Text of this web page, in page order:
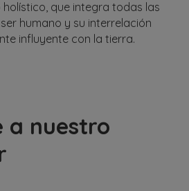
que integra todas las
humano y su interrelación
influyente con la tierra.
a nuestro